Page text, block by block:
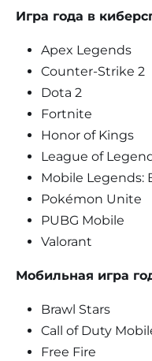
Игра года в
Apex Legends
Counter-Strike 2
Dota 2
Fortnite
Honor of Kings
League of
Mobile Legends:
Pokémon Unite
PUBG Mobile
Valorant
Мобильная игра
Brawl Stars
Call of Duty
Free Fire